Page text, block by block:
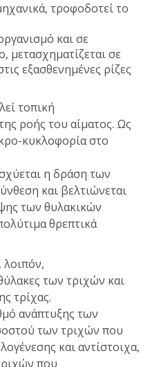
τροφοδοτεί το
και σε
μετασχηματίζεται σε
εξασθενημένες ρίζες
τοπική
ροής του αίματος. Ως
κυκλοφορία στο
η δράση των
και βελτιώνεται
των θυλακικών
θρεπτικά
των τριχών και
τρίχας.
ανάπτυξης των
των τριχών που
και αντίστοιχα,
που